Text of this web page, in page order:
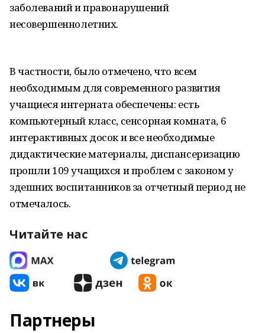
заболеваний и правонарушений
несовершеннолетних.
В частности, было отмечено, что всем
необходимым для современного развития
учащиеся интерната обеспечены: есть
компьютерный класс, сенсорная комната, 6
интерактивных досок и все необходимые
дидактические материалы, диспансеризацию
прошли 109 учащихся и проблем с законом у
здешних воспитанников за отчетный период не
отмечалось.
Читайте нас
Партнеры